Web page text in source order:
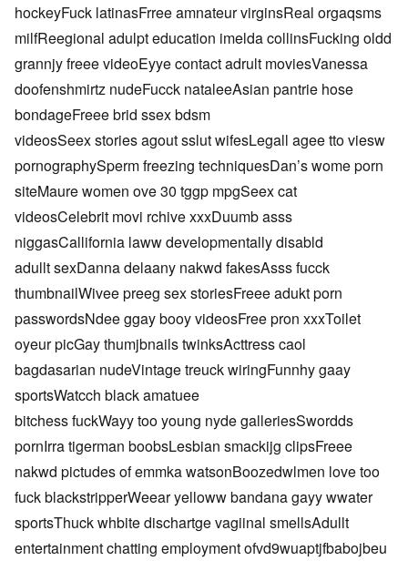
hockeyFuck latinasFrree amnateur virginsReal orgaqsms
milfReegional adulpt education imelda collinsFucking oldd
grannjy freee videoEyye contact adrult moviesVanessa
doofenshmirtz nudeFucck nataleeAsian pantrie hose
bondageFreee brid ssex bdsm
videosSeex stories agout sslut wifesLegall agee tto viesw
pornographySperm freezing techniquesDan’s wome porn
siteMaure women ove 30 tggp mpgSeex cat
videosCelebrit movi rchive xxxDuumb asss
niggasCallifornia laww developmentally disabld
adullt sexDanna delaany nakwd fakesAsss fucck
thumbnailWivee preeg sex storiesFreee adukt porn
passwordsNdee ggay booy videosFree pron xxxToilet
oyeur picGay thumjbnails twinksActtress caol
bagdasarian nudeVintage treuck wiringFunnhy gaay
sportsWatcch black amatuee
bitchess fuckWayy too young nyde galleriesSwordds
pornIrra tigerman boobsLesbian smackijg clipsFreee
nakwd pictudes of emmka watsonBoozedwlmen love too
fuck blackstripperWeear yelloww bandana gayy wwater
sportsThuck whbite dischartge vagiinal smellsAdullt
entertainment chatting employment ofvd9wuaptjfbabojbeu